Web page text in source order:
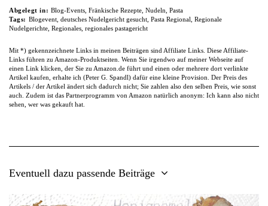
Abgelegt in: Blog-Events, Fränkische Rezepte, Nudeln Pasta
Tags: Blogevent, deutsches Nudelgericht gesucht, Pasta Regional Regionale
Nudelgerichte Regionales regionales pastagericht
Mit *) gekennzeichnete Links in meinen Beiträgen sind Affiliate Links. Diese Affiliate-
Links führen zu Amazon-Produktseiten. Wenn Sie irgendwo auf meiner Webseite auf
einen Link klicken, der Sie zu Amazon.de führt und einen oder mehrere dort verlinkte
Artikel kaufen, erhalte ich (Peter G. Spandl) dafür eine kleine Provision. Der Preis des
Artikels / der Artikel ändert sich dadurch nicht; Sie zahlen also den selben Preis, wie sonst
auch. Zudem ist das Partnerprogramm von Amazon natürlich anonym: Ich kann also nicht
sehen, wer was gekauft hat.
Eventuell dazu passende Beiträge